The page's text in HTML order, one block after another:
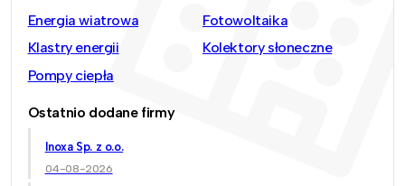
Energia wiatrowa
Fotowoltaika
Klastry energii
Kolektory słoneczne
Pompy ciepła
Ostatnio dodane firmy
Inoxa Sp. z o.o.
04-08-2026